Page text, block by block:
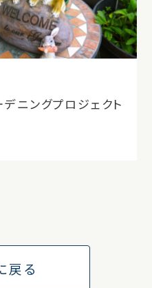
ニングプロジェクト
戻る